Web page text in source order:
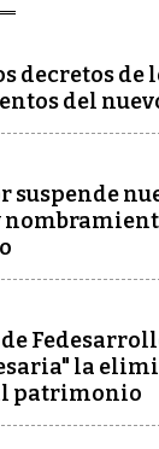
decretos
del
la
patrimonio